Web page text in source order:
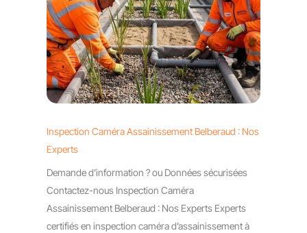
Inspection Caméra Assainissement Belberaud : Nos
Experts
Demande d’information ? ou Données sécurisées
Contactez-nous Inspection Caméra
Assainissement Belberaud : Nos Experts Experts
certifiés en inspection caméra d’assainissement à